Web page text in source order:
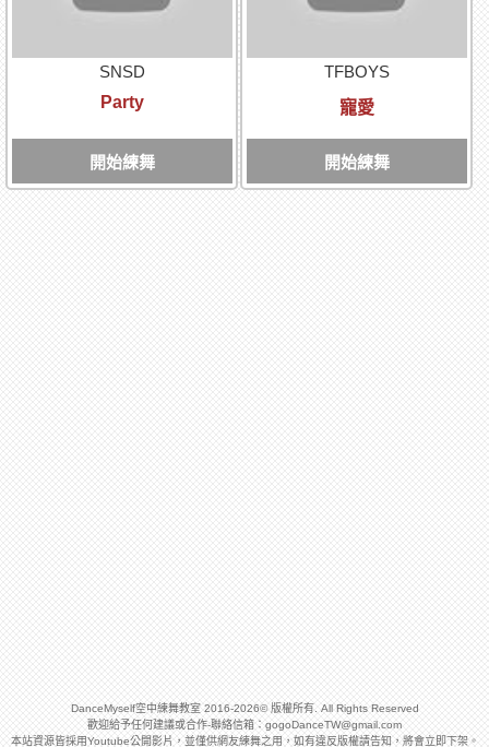
SNSD
Party
開始練舞
TFBOYS
寵愛
開始練舞
DanceMyself空中練舞教室 2016-2026© 版權所有. All Rights Reserved
歡迎給予任何建議或合作-聯絡信箱： gogoDanceTW@gmail.com
本站資源皆採用Youtube公開影片，並僅供網友練舞之用，如有違反版權請告知，將會立即下架。